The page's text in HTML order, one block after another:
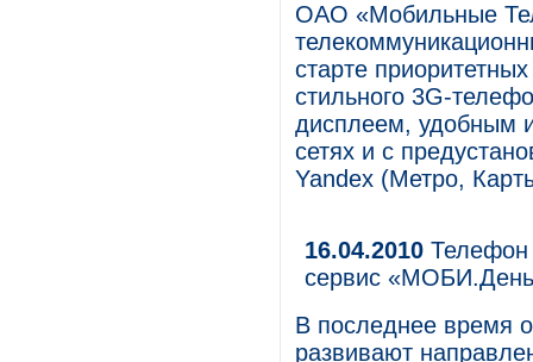
ОАО «Мобильные
старте
стильного 3G-
дисплеем, удобным
сетях и с
Yandex (Метро,
16.04.2010 Телефон
сервис
В последнее время
развивают